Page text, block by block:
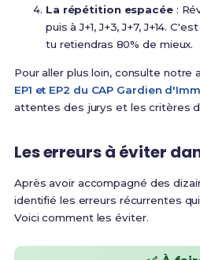
La répétition espacée:
puis à J+1, J+3, J+7, J+14.
tu retiendras 80% de mieux.
Pour aller plus loin, consulte notre
EP1 et EP2 du CAP Gardien
attentes des jurys et les critères
Les erreurs à éviter
Après avoir accompagné des
identifié les erreurs récurrentes
Voici comment les éviter.